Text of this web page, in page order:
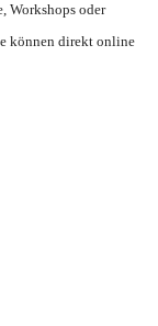
Workshops oder
können direkt online